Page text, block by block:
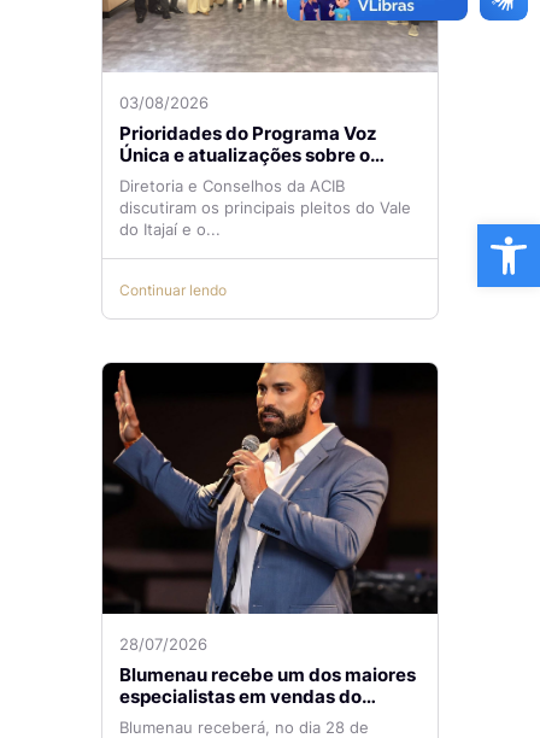
03/08/2026
Prioridades do Programa Voz
Única e atualizações sobre o
Aeroporto de Navegantes são
temas de reunião na ACIB
Diretoria e Conselhos da ACIB
discutiram os principais pleitos do Vale
do Itajaí e o...
Continuar lendo
28/07/2026
Blumenau recebe um dos maiores
especialistas em vendas do
mercado imobiliário
Blumenau receberá, no dia 28 de